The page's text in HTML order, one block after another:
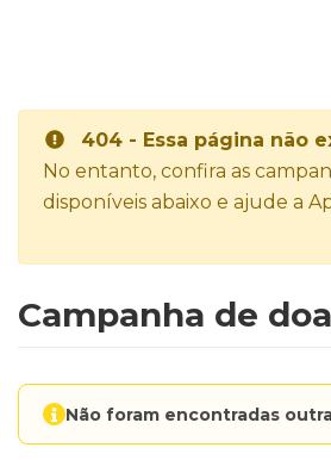
404 - Essa página não
No entanto, confira as
disponíveis abaixo e ajude a
Campanha de
Não foram encontradas